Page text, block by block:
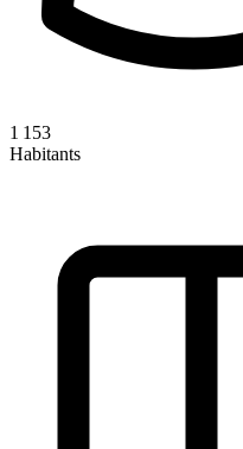
1 153
Habitants